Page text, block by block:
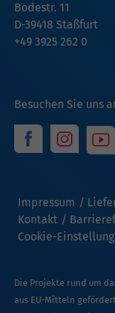
Besuchen Sie uns
Impressum
Kontakt
Cookie-
Bodestr. 11
D-39418 Staßfurt
+49 3925 262 0
Die Projekte rund um
aus EU-Mitteln